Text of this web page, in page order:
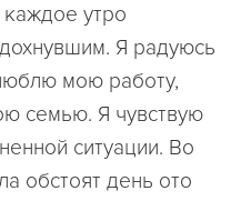
утро
Я радуюсь
мою работу,
семью. Я чувствую
ситуации. Во
обстоят день ото